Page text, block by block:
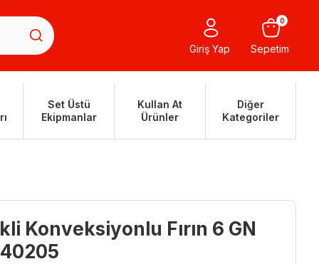
Giriş Yap Sepetim
0
Set Üstü
Ekipmanlar
Kullan At
Ürünler
Diğer
Kategoriler
Konveksiyonlu Fırın 6 GN